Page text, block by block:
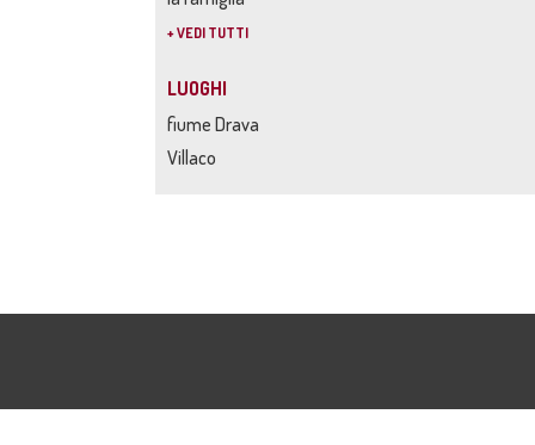
+ VEDI TUTTI
LUOGHI
fiume Drava
Villaco